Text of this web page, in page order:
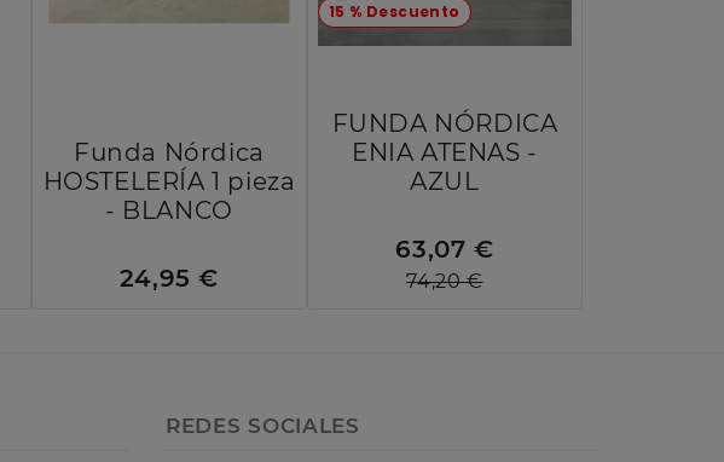
Funda Nórdica
HOSTELERÍA 1 pieza
- BLANCO
24,95 €
15 % Descuento
FUNDA NÓRDICA
ENIA ATENAS -
AZUL
63,07 €
74,20 €
REDES SOCIALES